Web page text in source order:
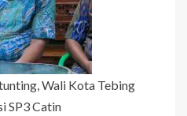
Wali Kota Tebing
SP3 Catin